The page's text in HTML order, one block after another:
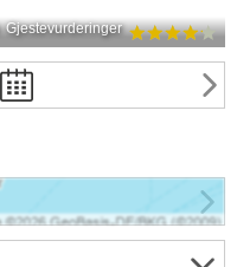
Gjestevurderinger